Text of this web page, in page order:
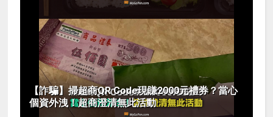
【詐騙】掃超商QR Code現賺2000元禮券？當心
個資外洩！超商澄清無此活動